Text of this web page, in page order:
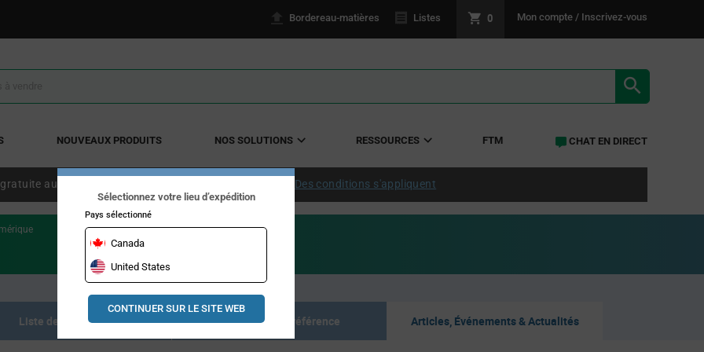
Bordereau-matières Listes 0 Mon compte / Inscrivez-vous
NOUVEAUX PRODUITS NOS SOLUTIONS RESSOURCES FTM CHAT EN DIRECT
aux États-Unis continentaux à partir de 50 $ US. Des conditions s'appliquent
Liste des produits Documents de référence Articles, Événements & Actualités
Sélectionnez votre lieu d’expédition
Pays sélectionné
Canada
United States
CONTINUER SUR LE SITE WEB